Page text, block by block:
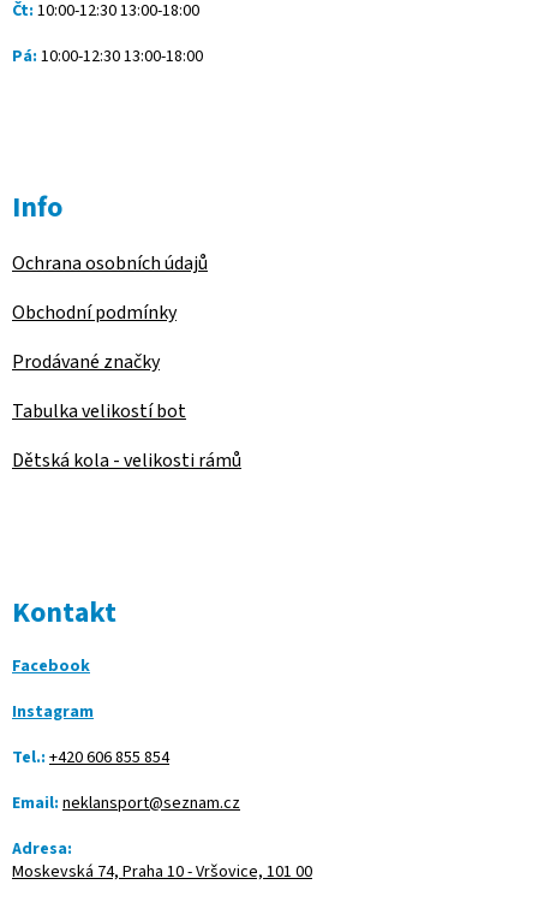
Čt: 10:00-12:30 13:00-18:00
Pá: 10:00-12:30 13:00-18:00
Info
Ochrana osobních údajů
Obchodní podmínky
Prodávané značky
Tabulka velikostí bot
Dětská kola - velikosti rámů
Kontakt
Facebook
Instagram
Tel.: +420 606 855 854
Email: neklansport@seznam.cz
Adresa:
Moskevská 74, Praha 10 - Vršovice, 101 00